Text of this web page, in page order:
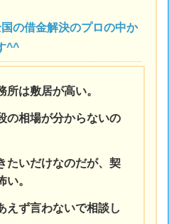
の借金解決のプロの中か
^^
所は敷居が高い。
の相場が分からないの
たいだけなのだが、契
。
えず言わないで相談し